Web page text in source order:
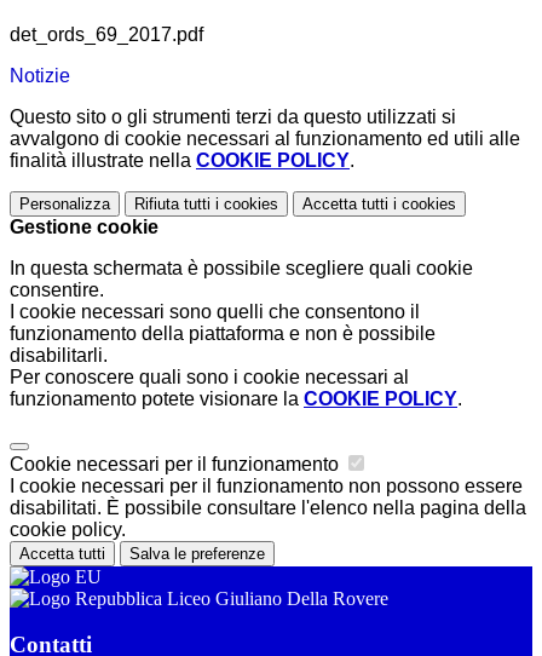
det_ords_69_2017.pdf
Notizie
Questo sito o gli strumenti terzi da questo utilizzati si
avvalgono di cookie necessari al funzionamento ed utili alle
finalità illustrate nella COOKIE POLICY.
Personalizza Rifiuta tutti i cookies Accetta tutti i cookies
Gestione cookie
In questa schermata è possibile scegliere quali cookie
consentire.
I cookie necessari sono quelli che consentono il
funzionamento della piattaforma e non è possibile
disabilitarli.
Per conoscere quali sono i cookie necessari al
funzionamento potete visionare la COOKIE POLICY.
Cookie necessari per il funzionamento
I cookie necessari per il funzionamento non possono essere
disabilitati. È possibile consultare l'elenco nella pagina della
cookie policy.
Accetta tutti Salva le preferenze
Liceo Giuliano Della Rovere
Contatti